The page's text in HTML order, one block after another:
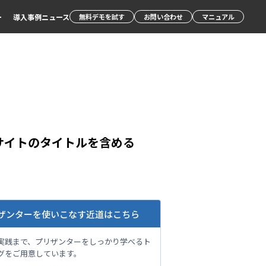
導入事例ニュース 無料デモを試す お問い合わせ マニュアル
トのタイトルを含める
ンターを使いこなす近道はこちら
践まで、プリザンターをしっかり学べるト
をご用意しています。